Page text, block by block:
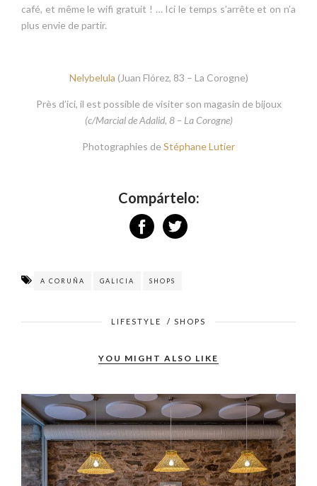
café, et même le wifi gratuit ! … Ici le temps s’arrête et on n’a
plus envie de partir.
Nelybelula (Juan Flórez, 83 – La Corogne)
Près d’ici, il est possible de visiter son magasin de bijoux
(c/Marcial de Adalid, 8 – La Corogne)
Photographies de Stéphane Lutier
Compártelo:
A CORUÑA GALICIA SHOPS
LIFESTYLE / SHOPS
YOU MIGHT ALSO LIKE